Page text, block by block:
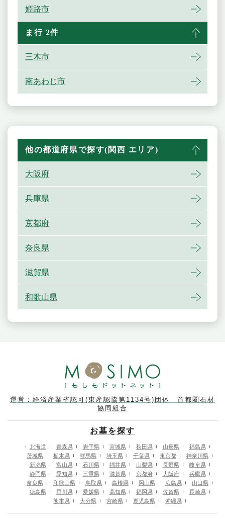
姫路市
ま行 2件
三木市
南あわじ市
他の都道府県で探す(関西 エリア)
大阪府
兵庫県
京都府
奈良県
滋賀県
和歌山県
運営：経済産業省認可(東産認協第1134号)団体 首都圏石材
協同組合
お墓を探す
北海道 青森県 岩手県 宮城県 秋田県 山形県
福島県
茨城県
栃木県 群馬県 埼玉県 千葉県 東京都
神奈川県
新潟県
富山県 石川県 福井県 山梨県 長野県
岐阜県
静岡県
愛知県 三重県 滋賀県 京都府 大阪府
兵庫県
奈良県
和歌山県 鳥取県 島根県 岡山県 広島県
山口県
徳島県
香川県 愛媛県 高知県 福岡県 佐賀県
長崎県
熊本県
大分県 宮崎県 鹿児島県 沖縄県